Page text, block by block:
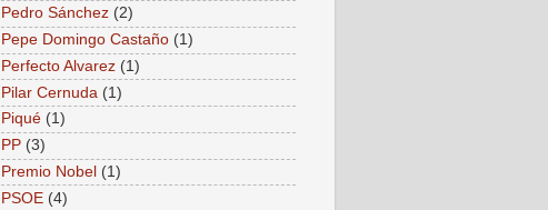
Pedro Sánchez (2)
Pepe Domingo Castaño (1)
Perfecto Alvarez (1)
Pilar Cernuda (1)
Piqué (1)
PP (3)
Premio Nobel (1)
PSOE (4)